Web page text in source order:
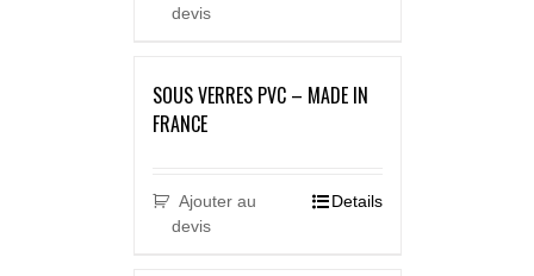
devis
SOUS VERRES PVC – MADE IN
FRANCE
Ajouter au
devis
Details